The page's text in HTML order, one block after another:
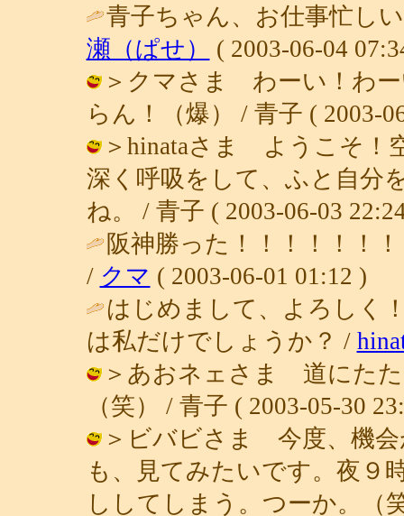
青子ちゃん、お仕事忙し
瀬（ぱせ）
( 2003-06-04
＞クマさま わーい！わー
らん！（爆） / 青子 ( 2003-
＞hinataさま ようこそ！
深く呼吸をして、ふと自分
ね。 / 青子 ( 2003-06-03
阪神勝った！！！！！
/ クマ ( 2003-06-01 01:12 )
はじめまして、よろしく
は私だけでしょうか？ /
＞あおネェさま 道にたた
（笑） / 青子 ( 2003-05-30
＞ビバビさま 今度、機会
も、見てみたいです。夜９
ししてしまう。つーか。（